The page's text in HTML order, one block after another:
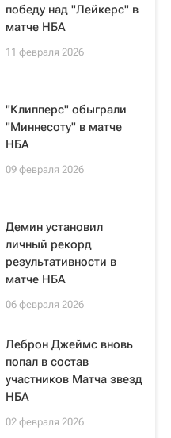
победу над "Лейкерс" в
матче НБА
11 февраля 2026
"Клипперс" обыграли
"Миннесоту" в матче
НБА
09 февраля 2026
Демин установил
личный рекорд
результативности в
матче НБА
06 февраля 2026
Леброн Джеймс вновь
попал в состав
участников Матча звезд
НБА
02 февраля 2026